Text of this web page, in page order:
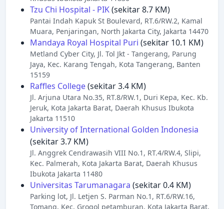
Tzu Chi Hospital - PIK(sekitar 8.7 KM)
Pantai Indah Kapuk St Boulevard, RT.6/RW.2, Kamal
Muara, Penjaringan, North Jakarta City, Jakarta 14470
Mandaya Royal Hospital Puri (sekitar 10.1 KM)
Metland Cyber City, Jl. Tol Jkt - Tangerang, Parung
Jaya, Kec. Karang Tengah, Kota Tangerang, Banten
15159
Raffles College(sekitar 3.4 KM)
Jl. Arjuna Utara No.35, RT.8/RW.1, Duri Kepa, Kec. Kb.
Jeruk, Kota Jakarta Barat, Daerah Khusus Ibukota
Jakarta 11510
University of International Golden Indonesia
(sekitar 3.7 KM)
Jl. Anggrek Cendrawasih VIII No.1, RT.4/RW.4, Slipi,
Kec. Palmerah, Kota Jakarta Barat, Daerah Khusus
Ibukota Jakarta 11480
Universitas Tarumanagara (sekitar 0.4 KM)
Parking lot, Jl. Letjen S. Parman No.1, RT.6/RW.16,
Tomang, Kec. Grogol petamburan, Kota Jakarta Barat,